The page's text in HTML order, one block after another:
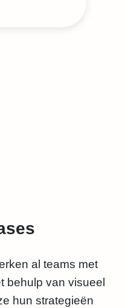
al teams met
behulp van visueel
hun strategieën